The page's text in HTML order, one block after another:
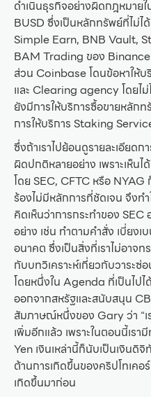
ดำเนินธุรกิจอย่างผิดกฎหมายใ
BUSD ซึ่งเป็นหลักทรัพย์ที่ไม่
Simple Earn, BNB Vault,
BAM Trading ของ
ส่วน Coinbase โดนข้อหาให้
และ Clearing agency โดยไ
ยังมีการให้บริการซื้อขายหลัก
การให้บริการ Staking
ซึ่งถ้าเราไปย้อนดูรายละเอียด
ผิดปกติหลายอย่าง เพราะเห็นไ
โดย SEC, CFTC หรือ NYAG
ร้องไม่มีหลักการที่ชัดเจน จึงท
คิดเห็นว่าการกระทำของ SEC
อย่าง เช่น ทำตามคำสั่ง เบี่ยงเ
อนาคต ซึ่งเป็นสิ่งที่เราไม่อาจ
กับบทวิเคราะห์เกี่ยวกับวาระซ่
โดยหนึ่งใน Agenda ที่เป็นไป
ออกจากสหรัฐและสนับสนุน
สัมภาษณ์หนึ่งของ Gary ว่า “เ
เพิ่มอีกแล้ว เพราะในตอนนี้เร
Yen เงินเหล่านี้ก็นับเป็นเงินดิ
ต้านการเกิดขึ้นของคริปโทเคอ
เกิดขึ้นมาก่อน